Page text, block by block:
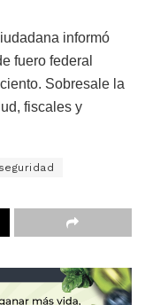
informó
fuero federal
Sobresale la
fiscales y